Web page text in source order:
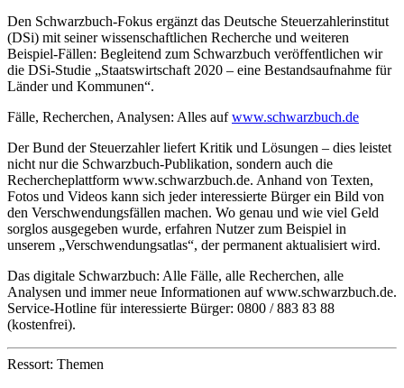
Den Schwarzbuch-Fokus ergänzt das Deutsche Steuerzahlerinstitut
(DSi) mit seiner wissenschaftlichen Recherche und weiteren
Beispiel-Fällen: Begleitend zum Schwarzbuch veröffentlichen wir
die DSi-Studie „Staatswirtschaft 2020 – eine Bestandsaufnahme für
Länder und Kommunen“.
Fälle, Recherchen, Analysen: Alles aufwww.schwarzbuch.de
Der Bund der Steuerzahler liefert Kritik und Lösungen – dies leistet
nicht nur die Schwarzbuch-Publikation, sondern auch die
Rechercheplattform www.schwarzbuch.de. Anhand von Texten,
Fotos und Videos kann sich jeder interessierte Bürger ein Bild von
den Verschwendungsfällen machen. Wo genau und wie viel Geld
sorglos ausgegeben wurde, erfahren Nutzer zum Beispiel in
unserem „Verschwendungsatlas“, der permanent aktualisiert wird.
Das digitale Schwarzbuch: Alle Fälle, alle Recherchen, alle
Analysen und immer neue Informationen auf www.schwarzbuch.de.
Service-Hotline für interessierte Bürger: 0800 / 883 83 88
(kostenfrei).
Ressort: Themen